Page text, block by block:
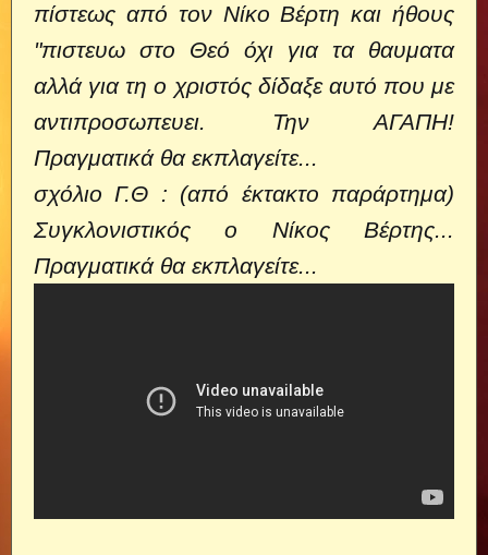
πίστεως από τον Νίκο Βέρτη και ήθους
"πιστευω στο Θεό όχι για τα θαυματα
αλλά για τη ο χριστός δίδαξε αυτό που με
αντιπροσωπευει. Την ΑΓΑΠΗ!
Πραγματικά θα εκπλαγείτε...
σχόλιο Γ.Θ : (από έκτακτο παράρτημα)
Συγκλονιστικός ο Νίκος Βέρτης...
Πραγματικά θα εκπλαγείτε...